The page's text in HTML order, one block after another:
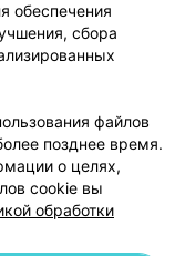
обеспечения
сбора
файлов
позднее время.
о целях,
cookie вы
обработки